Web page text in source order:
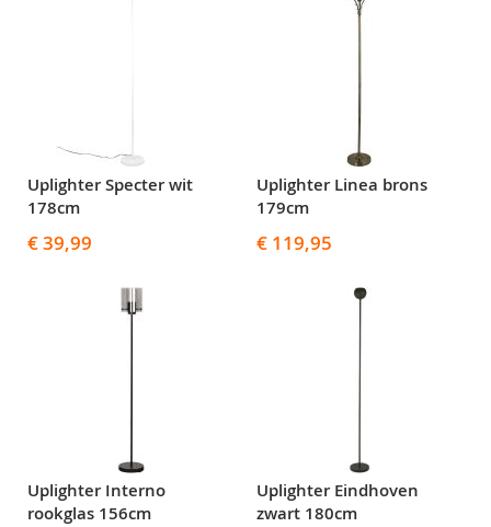
Uplighter Specter wit
178cm
€ 39,99
Uplighter Linea brons
179cm
€ 119,95
Uplighter Interno
rookglas 156cm
Uplighter Eindhoven
zwart 180cm